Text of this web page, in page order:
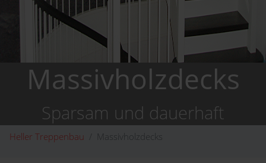
Massivholzdecks
Sparsam und dauerhaft
Heller Treppenbau Massivholzdecks